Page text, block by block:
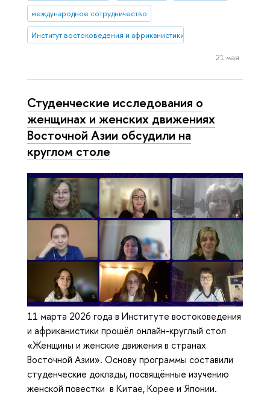
международное сотрудничество
Институт востоковедения и африканистики
21 мая
Студенческие исследования о
женщинах и женских движениях
Восточной Азии обсудили на
круглом столе
11 марта 2026 года в Институте востоковедения
и африканистики прошёл онлайн-круглый стол
«Женщины и женские движения в странах
Восточной Азии». Основу программы составили
студенческие доклады, посвящённые изучению
женской повестки в Китае, Корее и Японии.